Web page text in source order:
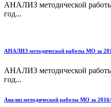
АНАЛИЗ методической
год...
АНАЛИЗ методической работы МО за
АНАЛИЗ методической
год...
Анализ методической работы МО за